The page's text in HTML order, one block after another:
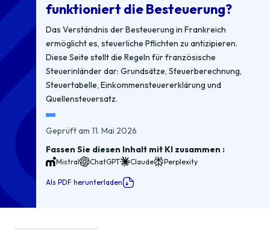
funktioniert die Besteuerung?
Das Verständnis der Besteuerung in Frankreich
ermöglicht es, steuerliche Pflichten zu antizipieren.
Diese Seite stellt die Regeln für französische
Steuerinländer dar: Grundsätze, Steuerberechnung,
Steuertabelle, Einkommensteuererklärung und
Quellensteuersatz.
Geprüft am 11. Mai 2026
Fassen Sie diesen Inhalt mit KI zusammen :
Mistral ChatGPT Claude Perplexity
Als PDF herunterladen